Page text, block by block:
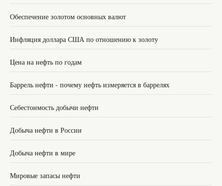
Обеспечение золотом основных валют
Инфляция доллара США по отношению к золоту
Цена на нефть по годам
Баррель нефти - почему нефть измеряется в баррелях
Себестоимость добычи нефти
Добыча нефти в России
Добыча нефти в мире
Мировые запасы нефти